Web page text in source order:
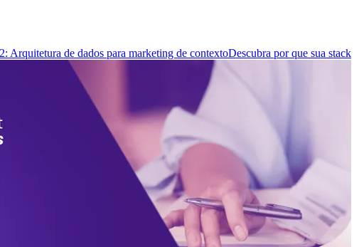
Arquitetura de dados para marketing de contextoDescubra por que sua stack